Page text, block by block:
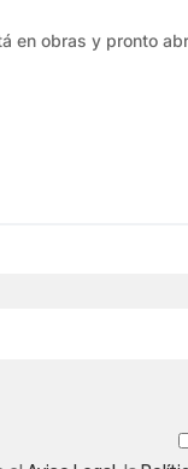
en obras y pronto